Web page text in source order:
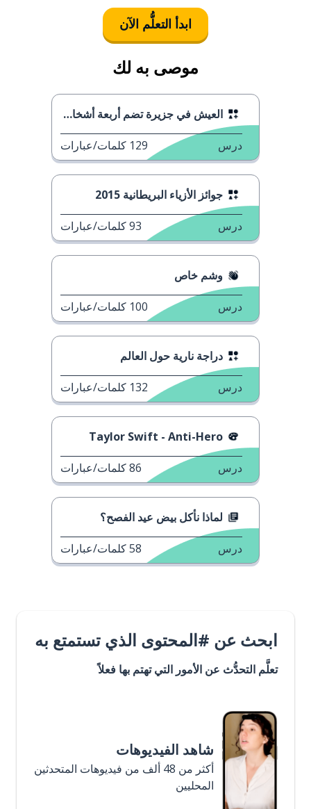
ابدأ التعلُّم الآن
موصى به لك
العيش في جزيرة تضم أربعة أشخاص
درس 129 كلمات/عبارات
جوائز الأزياء البريطانية 2015
درس 93كلمات/عبارات
وشم خاص
درس 100 كلمات/عبارات
دراجة نارية حول العالم
درس 132 كلمات/عبارات
Taylor Swift - Anti-Hero
درس 86كلمات/عبارات
لماذا نأكل بيض عيد الفصح؟
درس 58كلمات/عبارات
ابحث عن #المحتوى الذي تستمتع به
تعلَّم التحدُّث عن الأمور التي تهتم بها فعلاً
شاهد الفيديوهات
أكثر من 48 ألف من فيديوهات المتحدثين
المحليين